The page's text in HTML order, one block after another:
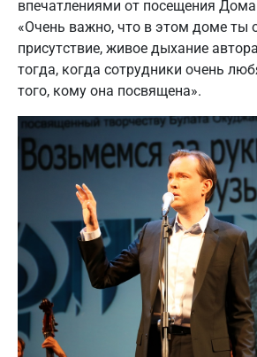
впечатлениями от посещения
«Очень важно, что в этом доме
присутствие, живое дыхание
тогда, когда сотрудники очень
того, кому она посвящена».